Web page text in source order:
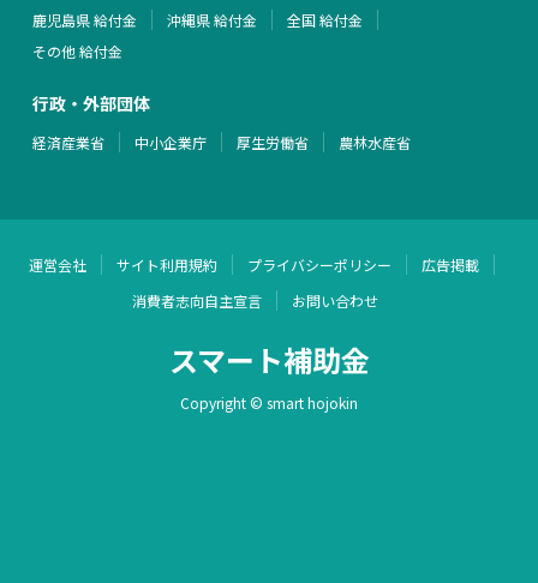
鹿児島県 給付金
沖縄県 給付金
全国 給付金
その他 給付金
行政・外部団体
経済産業省 中小企業庁 厚生労働省 農林水産省
運営会社 サイト利用規約 プライバシーポリシー
広告掲載
消費者志向自主宣言
お問い合わせ
スマート補助金
Copyright © smart hojokin